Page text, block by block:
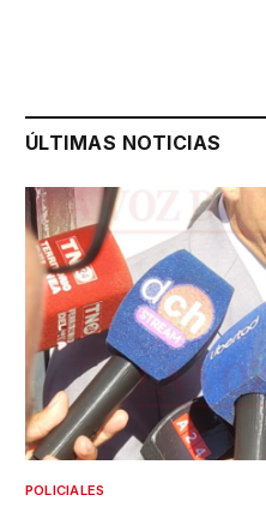
ÚLTIMAS NOTICIAS
POLICIALES